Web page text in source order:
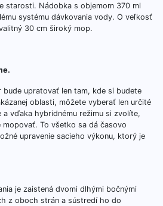
starosti. Nádobka s objemom 370 ml
systému dávkovania vody. O veľkosť
30 cm široký mop.
bude upratovať len tam, kde si budete
oblasti, môžete vyberať len určité
vďaka hybridnému režimu si zvolíte,
To všetko sa dá časovo
upravenie sacieho výkonu, ktorý je
je zaistená dvomi dlhými bočnými
z oboch strán a sústredí ho do